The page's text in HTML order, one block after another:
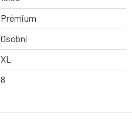
Prémium
Osobní
XL
8